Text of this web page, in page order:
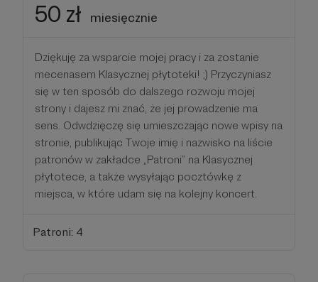
50 zł miesięcznie
Dziękuję za wsparcie mojej pracy i za zostanie
mecenasem Klasycznej płytoteki! ;) Przyczyniasz
się w ten sposób do dalszego rozwoju mojej
strony i dajesz mi znać, że jej prowadzenie ma
sens. Odwdzięczę się umieszczając nowe wpisy na
stronie, publikując Twoje imię i nazwisko na liście
patronów w zakładce „Patroni” na Klasycznej
płytotece, a także wysyłając pocztówkę z
miejsca, w które udam się na kolejny koncert.
Patroni: 4